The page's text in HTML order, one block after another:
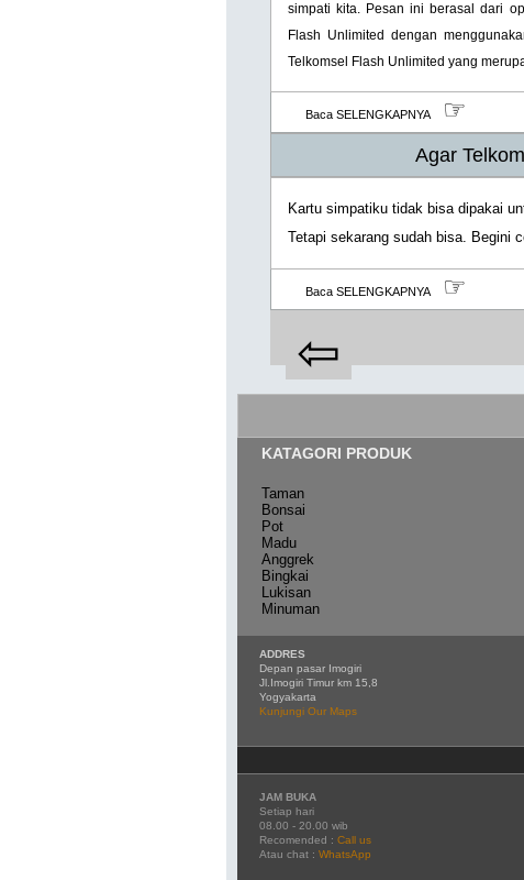
simpati kita. Pesan ini berasal dari
Flash Unlimited dengan
Telkomsel Flash Unlimited yang
Baca SELENGKAPNYA ☞
Agar
Kartu simpatiku tidak bisa dipakai
Tetapi sekarang sudah bisa. Begini
Baca SELENGKAPNYA ☞
⇦
KATAGORI PRODUK
Taman
Bonsai
Pot
Madu
Anggrek
Bingkai
Lukisan
Minuman
ADDRES
Depan pasar Imogiri
Jl.Imogiri Timur km 15,8
Yogyakarta
Kunjungi Our Maps
JAM BUKA
Setiap hari
08.00 - 20.00 wib
Recomended : Call us
Atau chat : WhatsApp